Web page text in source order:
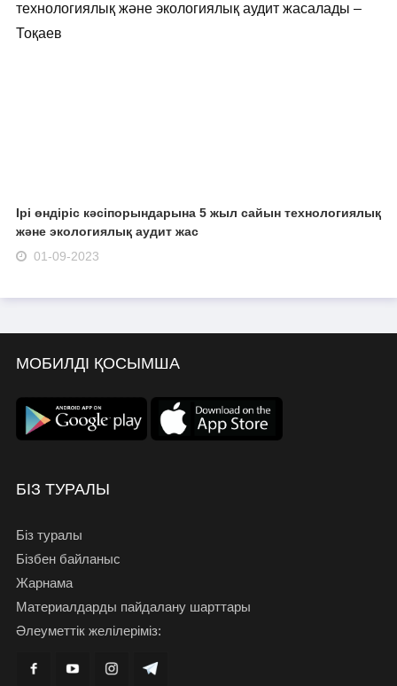
Ірі өндіріс кәсіпорындарына 5 жыл сайын технологиялық
және экологиялық аудит жас
01-09-2023
МОБИЛДІ ҚОСЫМША
БІЗ ТУРАЛЫ
Біз туралы
Бізбен байланыс
Жарнама
Материалдарды пайдалану шарттары
Әлеуметтік желілеріміз: